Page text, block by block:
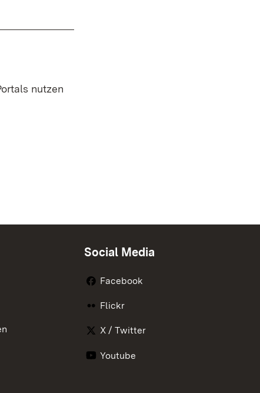
nutzen
Social Media
Facebook
Flickr
X / Twitter
Youtube